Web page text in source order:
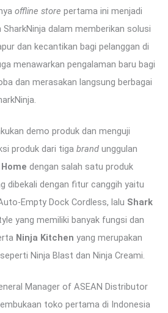
offline store pertama ini menjadi
dalam memberikan solusi
dan kecantikan bagi pelanggan di
menawarkan pengalaman baru bagi
dan merasakan langsung berbagai
demo produk dan menguji
produk dari tiga brand unggulan
dengan salah satu produk
dibekali dengan fitur canggih yaitu
Empty Dock Cordless, lalu Shark
yang memiliki banyak fungsi dan
Ninja Kitchen yang merupakan
Ninja Blast dan Ninja Creami.
Manager of ASEAN Distributor
toko pertama di Indonesia